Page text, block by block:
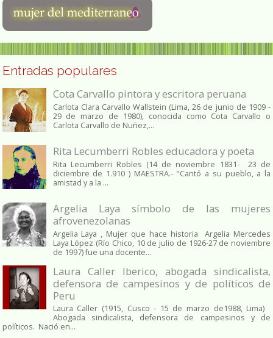
Entradas populares
Cota Carvallo pintora y escritora peruana
Carlota Clara Carvallo Wallstein (Lima, 26 de junio de 1909 -
29 de marzo de 1980), conocida como Cota Carvallo o
Carlota Carvallo de Nuñez,...
Rita Lecumberri Robles educadora y poeta
Rita Lecumberri Robles (14 de noviembre 1831- 23 de
diciembre de 1.910 ) MAESTRA.- "Cantó a su pueblo, a la
amistad y a la ...
Argelia Laya símbolo de las mujeres
afrovenezolanas
Argelia Laya , Mujer que hace historia Argelia Mercedes
Laya López (Río Chico, 10 de julio de 1926-27 de noviembre
de 1997) fue una docente...
Laura Caller Iberico, abogada sindicalista,
defensora de campesinos y de políticos de
Peru
Laura Caller (1915, Cusco - 15 de marzo de1988, Lima)
Abogada sindicalista, defensora de campesinos y de
políticos. Nació en...